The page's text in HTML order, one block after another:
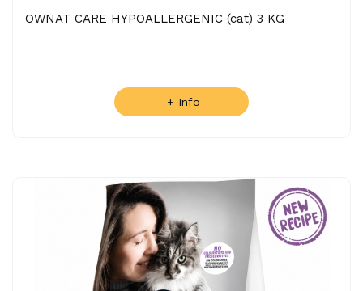
OWNAT CARE HYPOALLERGENIC (cat) 3 KG
+ Info